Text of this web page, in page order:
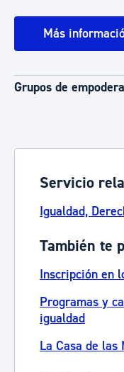
Más
Grupos de
Servicio
Igualdad,
También te
Inscripción en
Programas y
igualdad
La Casa de las